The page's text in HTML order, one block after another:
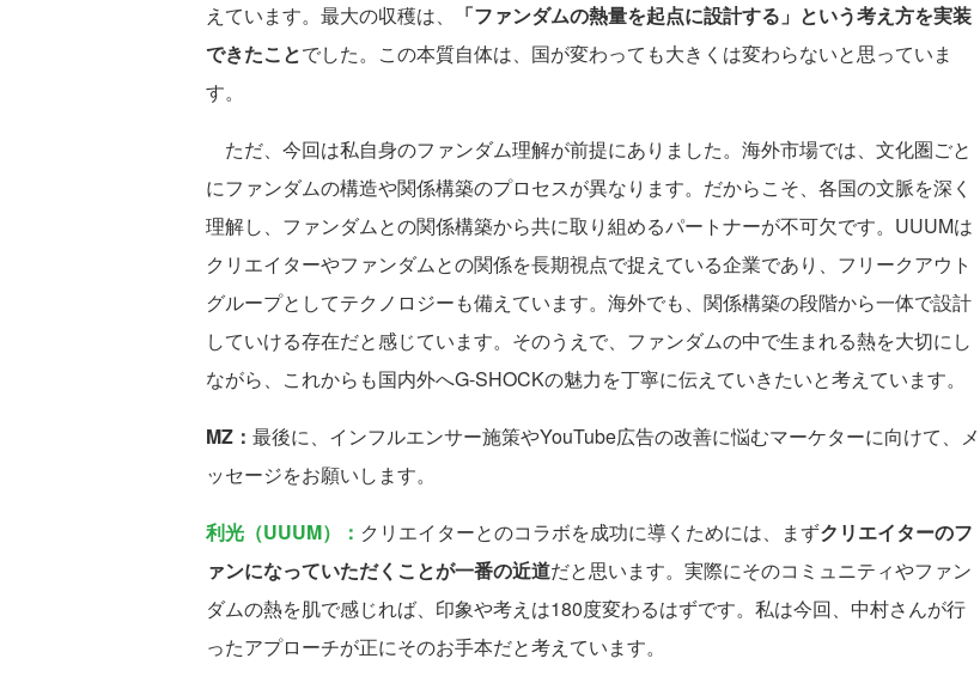
えています。最大の収穫は、
「ファンダムの熱量を起点に設計する」という考え方を実装
できたことでした。この本質自体は、国が変わっても大きくは変わらないと思っていま
す。
ただ、今回は私自身のファンダム理解が前提にありました。海外市場では、文化圏ごと
にファンダムの構造や関係構築のプロセスが異なります。だからこそ、各国の文脈を深く
理解し、ファンダムとの関係構築から共に取り組めるパートナーが不可欠です。UUUMは
クリエイターやファンダムとの関係を長期視点で捉えている企業であり、フリークアウト
グループとしてテクノロジーも備えています。海外でも、関係構築の段階から一体で設計
していける存在だと感じています。そのうえで、ファンダムの中で生まれる熱を大切にし
ながら、これからも国内外へG-SHOCKの魅力を丁寧に伝えていきたいと考えています。
MZ： 最後に、インフルエンサー施策やYouTube広告の改善に悩むマーケターに向けて、メ
ッセージをお願いします。
利光（UUUM）： クリエイターとのコラボを成功に導くためには、まずクリエイターのフ
ァンになっていただくことが一番の近道だと思います。実際にそのコミュニティやファン
ダムの熱を肌で感じれば、印象や考えは180度変わるはずです。私は今回、中村さんが行
ったアプローチが正にそのお手本だと考えています。